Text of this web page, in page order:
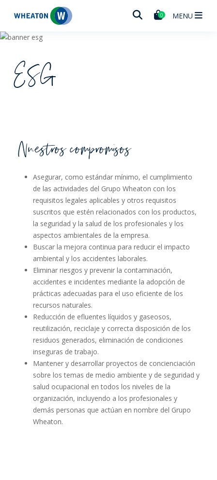
Wheaton 0 MENU
ESG
Nuestros compromisos
Asegurar, como estándar mínimo, el cumplimiento
de las actividades del Grupo Wheaton con los
requisitos legales aplicables y otros requisitos
suscritos que estén relacionados con los productos,
la seguridad y la salud de los profesionales y los
aspectos ambientales de la empresa.
Buscar la mejora continua para reducir el impacto
ambiental y los accidentes laborales.
Eliminar riesgos y prevenir la contaminación,
accidentes e incidentes mediante la adopción de
prácticas adecuadas para el uso eficiente de los
recursos naturales.
Reducción de efluentes líquidos y gaseosos,
reutilización, reciclaje y correcta disposición de los
residuos generados, eliminación de condiciones
inseguras de trabajo.
Mantener y desarrollar proyectos de concienciación
sobre los temas de medio ambiente y de seguridad y
salud ocupacional en todos los niveles de la
organización, incluyendo a los profesionales y
demás personas que actúan en nombre del Grupo
Wheaton.